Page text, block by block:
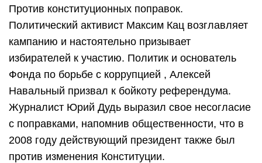
Против конституционных поправок.
Политический активист Максим Кац возглавляет
кампанию и настоятельно призывает
избирателей к участию. Политик и основатель
Фонда по борьбе с коррупцией , Алексей
Навальный призвал к бойкоту референдума.
Журналист Юрий Дудь выразил свое несогласие
с поправками, напомнив общественности, что в
2008 году действующий президент также был
против изменения Конституции.